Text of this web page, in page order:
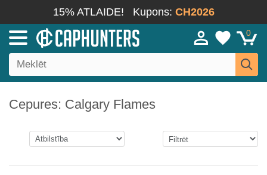
15% ATLAIDE! Kupons: CH2026
0
Cepures: Calgary Flames